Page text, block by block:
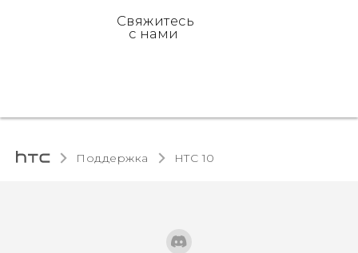
Свяжитесь
с нами
Поддержка HTC 10‎